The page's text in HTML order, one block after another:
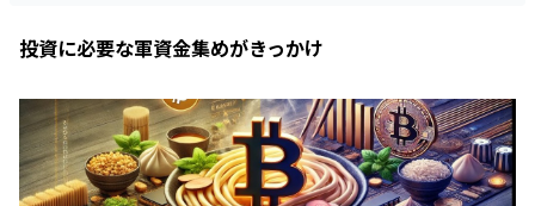
投資に必要な軍資金集めがきっかけ